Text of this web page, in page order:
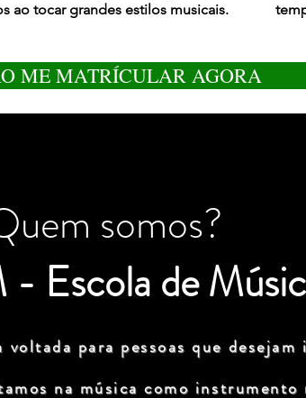
ao tocar grandes estilos musicais.
ME MATRÍCULAR AGORA
somos?
Escola de
voltada para pessoas que
na música como